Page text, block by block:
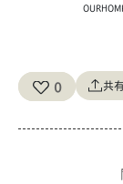
0 共有